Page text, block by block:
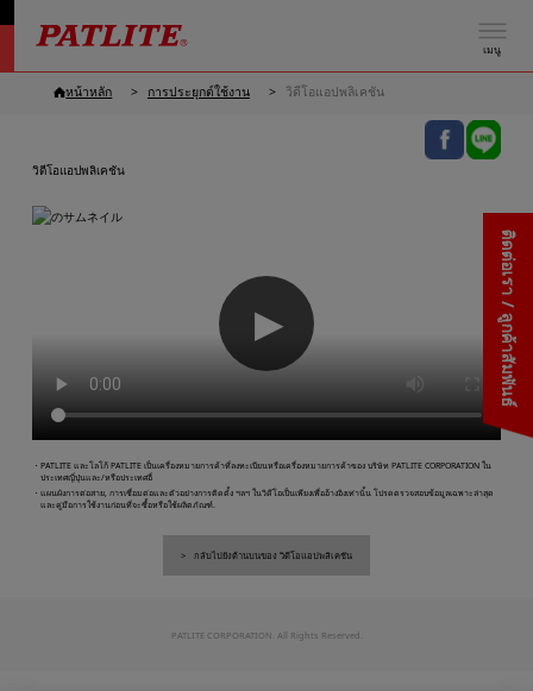
เมนู
ติดต่อเรา / ลูกค้าสัมพันธ์
หน้าหลัก การประยุกต์ใช้งาน วิดีโอแอปพลิเคชัน
วิดีโอแอปพลิเคชัน
▶
・PATLITE และโลโก้ PATLITE เป็นเครื่องหมายการค้าที่ลงทะเบียนหรือเครื่องหมายการค้าของ บริษัท PATLITE CORPORATION ใน
ประเทศญี่ปุ่นและ/หรือประเทศอื่
・แผนผังการต่อสาย, การเชื่อมต่อและตัวอย่างการติดตั้ง ฯลฯ ในวิดีโอเป็นเพียงเพื่ออ้างอิงเท่านั้น โปรดตรวจสอบข้อมูลเฉพาะล่าสุด
และคู่มือการใช้งานก่อนที่จะซื้อหรือใช้ผลิตภัณฑ์.
กลับไปยังด้านบนของ วิดีโอแอปพลิเคชัน
PATLITE CORPORATION. All Rights Reserved.